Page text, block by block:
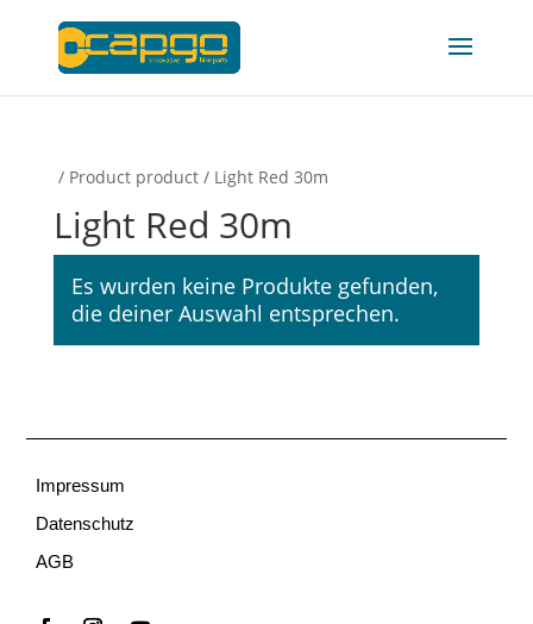
/ Product product / Light Red 30m
Light Red 30m
Es wurden keine Produkte gefunden,
die deiner Auswahl entsprechen.
Impressum
Datenschutz
AGB